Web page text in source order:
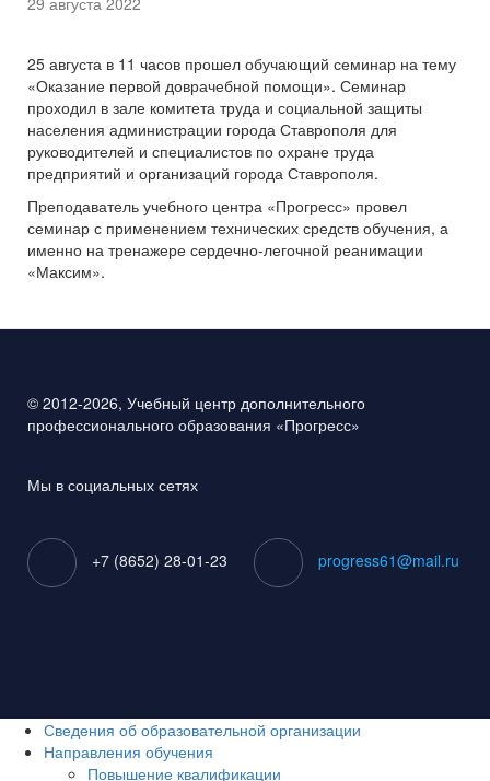
25 августа в 11 часов прошел обучающий семинар на тему
«Оказание первой доврачебной помощи». Семинар
проходил в зале комитета труда и социальной защиты
населения администрации города Ставрополя для
руководителей и специалистов по охране труда
предприятий и организаций города Ставрополя.
Преподаватель учебного центра «Прогресс» провел
семинар с применением технических средств обучения, а
именно на тренажере сердечно-легочной реанимации
«Максим».
© 2012-2026, Учебный центр дополнительного
профессионального образования «Прогресс»
Мы в социальных сетях
+7 (8652) 28-01-23 progress61@mail.ru
Сведения об образовательной организации
Направления обучения
Повышение квалификации